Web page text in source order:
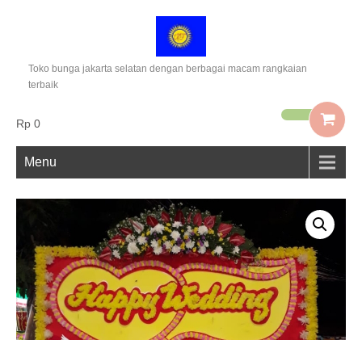
Toko bunga jakarta selatan dengan berbagai macam rangkaian
terbaik
Rp 0
Menu